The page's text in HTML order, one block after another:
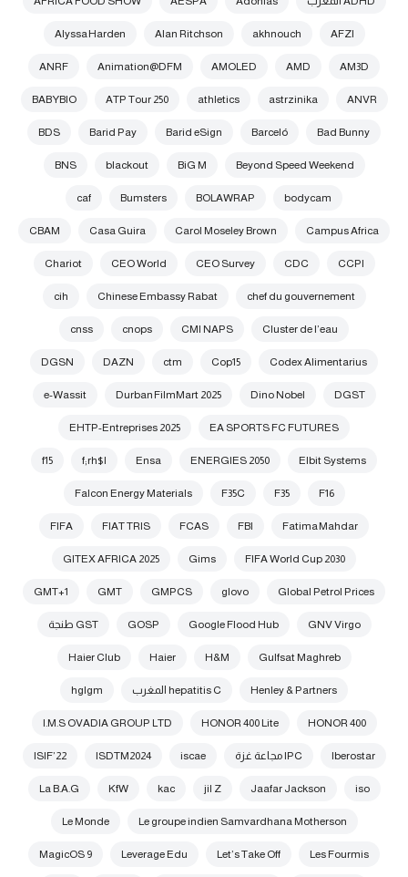
AFZI
akhnouch
Alan Ritchson
Alyssa Harden
AM3D
AMD
AMOLED
Animation@DFM
ANRF
ANVR
astrzinika
athletics
ATP Tour 250
BABYBIO
Bad Bunny
Barceló
Barid eSign
Barid Pay
BDS
Beyond Speed Weekend
BiG M
blackout
BNS
bodycam
BOLAWRAP
Bumsters
caf
Campus Africa
Carol Moseley Brown
Casa Guira
CBAM
CCPI
CDC
CEO Survey
CEO World
Chariot
chef du gouvernement
Chinese Embassy Rabat
cih
Cluster de l’eau
CMI NAPS
cnops
cnss
Codex Alimentarius
Cop15
ctm
DAZN
DGSN
DGST
Dino Nobel
Durban FilmMart 2025
e-Wassit
EA SPORTS FC FUTURES
EHTP-Entreprises 2025
Elbit Systems
ENERGIES 2050
Ensa
f;rh$l
f15
F16
F35
F35C
Falcon Energy Materials
Fatima Mahdar
FBI
FCAS
FIAT TRIS
FIFA
FIFA World Cup 2030
Gims
GITEX AFRICA 2025
Global Petrol Prices
glovo
GMPCS
GMT
GMT+1
GNV Virgo
Google Flood Hub
GOSP GST طنجة
Gulfsat Maghreb
H&M
Haier
Haier Club
Henley & Partners hepatitis C المغرب hglgm
HONOR 400
HONOR 400 Lite
I.M.S OVADIA GROUP LTD
Iberostar IPC مجاعة غزة iscae
ISDTM2024
ISIF’22
iso
Jaafar Jackson
jil Z
kac
KfW
La B.A.G
Le groupe indien Samvardhana Motherson
Le Monde
Les Fourmis
Let’s Take Off
Leverage Edu
MagicOS 9